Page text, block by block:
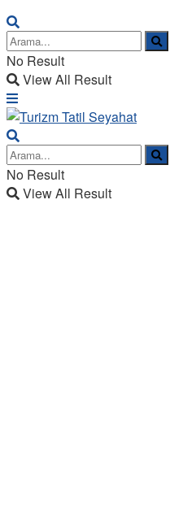
No Result
View All Result
No Result
View All Result